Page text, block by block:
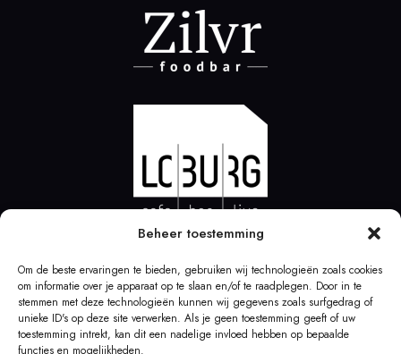
Beheer toestemming
Om de beste ervaringen te bieden, gebruiken wij technologieën zoals cookies
om informatie over je apparaat op te slaan en/of te raadplegen. Door in te
stemmen met deze technologieën kunnen wij gegevens zoals surfgedrag of
unieke ID's op deze site verwerken. Als je geen toestemming geeft of uw
toestemming intrekt, kan dit een nadelige invloed hebben op bepaalde
functies en mogelijkheden.